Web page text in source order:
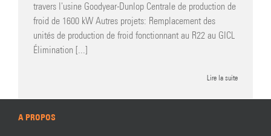
travers l'usine Goodyear-Dunlop Centrale de production de
froid de 1600 kW Autres projets: Remplacement des
unités de production de froid fonctionnant au R22 au GICL
Élimination [...]
Lire la suite
A PROPOS